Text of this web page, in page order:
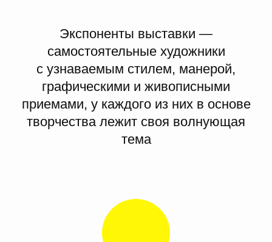
Экспоненты выставки —
самостоятельные художники
с узнаваемым стилем, манерой,
графическими и живописными
приемами, у каждого из них в основе
творчества лежит своя волнующая
тема
Портрет Наталии, 2006